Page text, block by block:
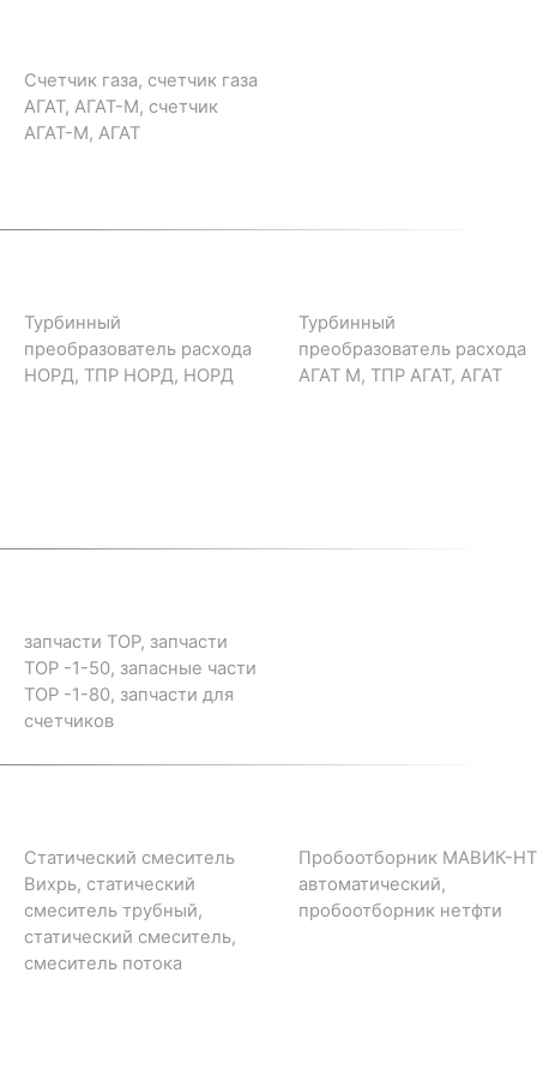
Счетчик газа, счетчик газа
АГАТ, АГАТ-М, счетчик
АГАТ-М, АГАТ
Турбинный
преобразователь расхода
НОРД, ТПР НОРД, НОРД
Турбинный
преобразователь расхода
АГАТ М, ТПР АГАТ, АГАТ
запчасти ТОР, запчасти
ТОР -1-50, запасные части
ТОР -1-80, запчасти для
счетчиков
Статический смеситель
Вихрь, статический
смеситель трубный,
статический смеситель,
смеситель потока
Пробоотборник МАВИК-НТ
автоматический,
пробоотборник нетфти